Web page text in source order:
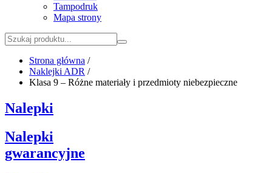
Tampodruk
Mapa strony
Strona główna /
Naklejki ADR /
Klasa 9 – Różne materiały i przedmioty niebezpieczne
Nalepki
Nalepki
gwarancyjne